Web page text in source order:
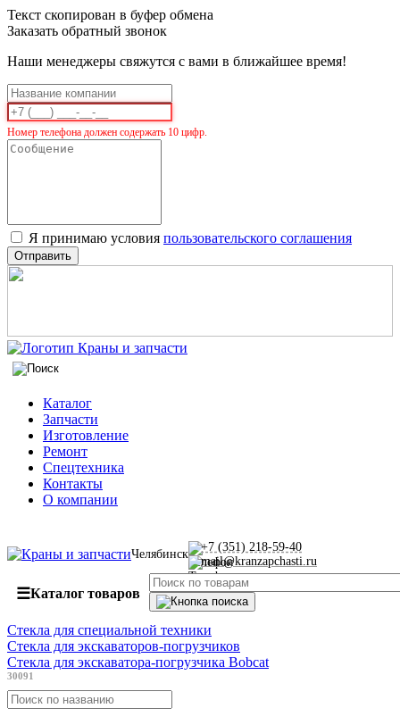
Текст скопирован в буфер обмена
Заказать обратный звонок
Наши менеджеры свяжутся с вами в ближайшее время!
Номер телефона должен содержать 10 цифр.
Я принимаю условия пользовательского соглашения
Отправить
Каталог
Запчасти
Изготовление
Ремонт
Спецтехника
Контакты
О компании
Челябинск
+7 (351) 218-59-40
mail@kranzapchasti.ru
☰Каталог товаров
Стекла для специальной техники
Стекла для экскаваторов-погрузчиков
Стекла для экскаватора-погрузчика Bobcat
30091